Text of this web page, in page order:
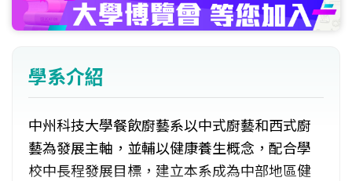
學系介紹
中州科技大學餐飲廚藝系以中式廚藝和西式廚
藝為發展主軸，並輔以健康養生概念，配合學
校中長程發展目標，建立本系成為中部地區健